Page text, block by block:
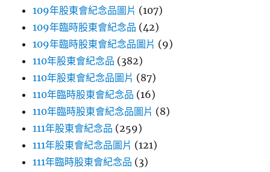
109年股東會紀念品圖片 (107)
109年臨時股東會紀念品 (42)
109年臨時股東會紀念品圖片 (9)
110年股東會紀念品 (382)
110年股東會紀念品圖片 (87)
110年臨時股東會紀念品 (16)
110年臨時股東會紀念品圖片 (8)
111年股東會紀念品 (259)
111年股東會紀念品圖片 (121)
111年臨時股東會紀念品 (3)